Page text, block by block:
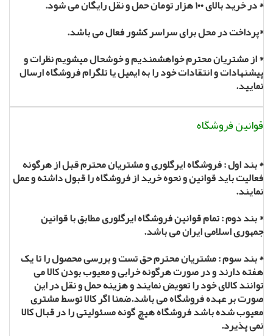
* در خرید بالای۱۰۰هزار تومان حمل و نقل رایگان می شود.
*پرداخت در محل برای سراسر کشور فعال می باشد.
* از مشتریان محترم خواهشمندیم و خوشحال میشویم نظرات و
پیشنهادات و انتقادات خود را به ایمیل یا تلگرام فروشگاه ارسال
نمایید.
قوانین فروشگاه
* بند اول : فروشگاه ایرگلوری و مشتریان محترم قبل از هرگونه
فعالیت باید قوانین و نحوه خرید از فروشگاه را قبول داشته و عمل
نمایند.
* بند دوم : تمام قوانین فروشگاه ایرگلوری مطابق با قوانین
جمهوری اسلامی ایران می باشد.
* بند سوم : مشتریان محترم حق تست و بررسی محصول را تا یک
هفته دارند و در صورت هرگونه خرابی و معیوب بودن کالا می
توانند کالای خود را تعویض نمایند و هزینه حمل و نقل در این
صورت بر عهده فروشگاه می باشد.ضمنا اگر کالا توسط مشتری
معیوب شده باشد فروشگاه هیچ گونه مسئولیتی را در قبال کالا
نمی پذیرد.